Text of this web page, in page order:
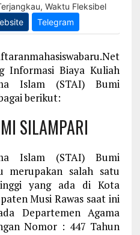
Informasi Biaya Kuliah
Islam (STAI) Bumi
berikut:
SILAMPARI
Islam (STAI) Bumi
merupakan salah satu
yang ada di Kota
Musi Rawas saat ini
Departemen Agama
Nomor : 447 Tahun